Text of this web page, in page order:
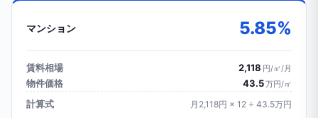
マンション 5.85%
賃料相場 2,118 円/㎡/月
物件価格 43.5万円/㎡
計算式 月2,118円 × 12 ÷ 43.5万円